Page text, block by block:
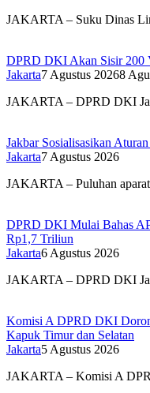
JAKARTA – Suku Dinas
DPRD DKI Akan Sisir 200
Jakarta7 Agustus 20268
JAKARTA – DPRD DKI
Jakbar Sosialisasikan
Jakarta7 Agustus 2026
JAKARTA – Puluhan
DPRD DKI Mulai Bahas
Rp1,7 Triliun
Jakarta6 Agustus 2026
JAKARTA – DPRD DKI
Komisi A DPRD DKI
Kapuk Timur dan Selatan
Jakarta5 Agustus 2026
JAKARTA – Komisi A